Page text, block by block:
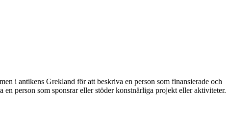
i antikens Grekland för att beskriva en person som finansierade och
person som sponsrar eller stöder konstnärliga projekt eller aktiviteter.